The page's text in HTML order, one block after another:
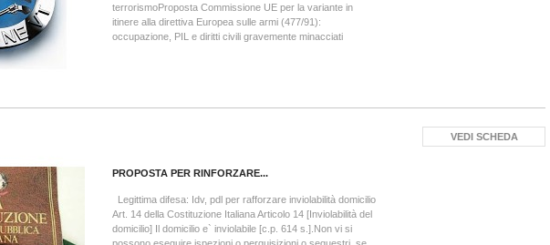
terrorismoProposta Commissione UE per la variante in
itinere alla direttiva Europea sulle armi (477/91):
occupazione, PIL e diritti civili gravemente minacciati
PROPOSTA PER RINFORZARE...
Legittima difesa: Idv, pdl per rafforzare inviolabilità domicilio
Art. 14 della Costituzione Italiana Articolo 14 [Inviolabilità del
domicilio] Il domicilio e` inviolabile [c.p. 614 s.].Non vi si
VEDI SCHEDA